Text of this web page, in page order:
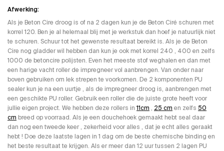
Afwerking:
Als je Beton Cire droog is of na 2 dagen kun je de Beton Ciré schuren met
korrel 120. Ben je al helemaal blij met je werkstuk dan hoef je natuurlijk niet
te schuren. Schuur tot het gewenste resultaat bereikt is. Als je de Beton
Cire nog gladder wil hebben dan kun je ook met korrel 240 , 400 en zelfs
1000 de betoncire polijsten. Even het meeste stof weghalen en dan met
een harige vacht roller de impregneer vol aanbrengen. Van onder naar
boven gebruiken om lek strepen te voorkomen. De 2 komponenten PU
sealer kun je na een uurtje , als de impregneer droog is, aanbrengen met
een geschikte PU roller. Gebruik een roller die de juiste grote heeft voor
jullie eigen project. We hebben deze rollers in11cm , 25 cm en zelfs 50
cm breed op voorraad. Als je een douchehoek gemaakt hebt seal daar
dan nog een tweede keer , zekerheid voor alles , dat je echt alles geraakt
hebt ! Doe deze laatste lagen in 1 dag om de beste chemische binding en
het beste resultaat te krijgen. Als er meer dan 12 uur tussen 2 lagen PU